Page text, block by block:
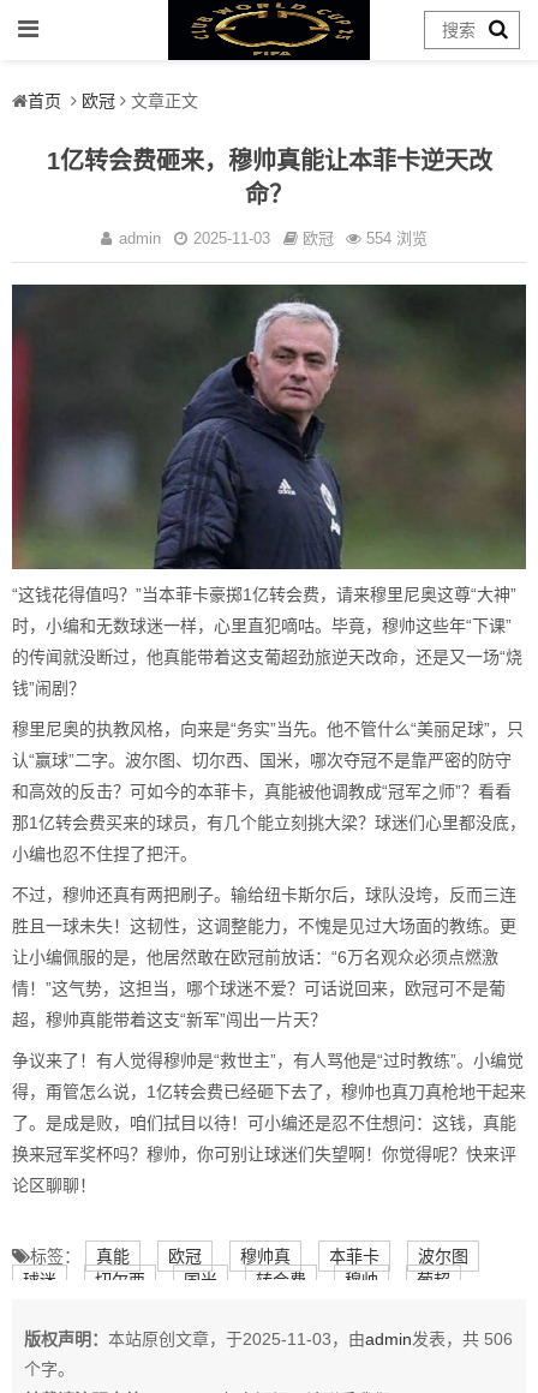
首页 欧冠 文章正文
1亿转会费砸来，穆帅真能让本菲卡逆天改
命？
admin 2025-11-03 欧冠 554 浏览
“这钱花得值吗？”当本菲卡豪掷1亿转会费，请来穆里尼奥这尊“大神”
时，小编和无数球迷一样，心里直犯嘀咕。毕竟，穆帅这些年“下课”
的传闻就没断过，他真能带着这支葡超劲旅逆天改命，还是又一场“烧
钱”闹剧？
穆里尼奥的执教风格，向来是“务实”当先。他不管什么“美丽足球”，只
认“赢球”二字。波尔图、切尔西、国米，哪次夺冠不是靠严密的防守
和高效的反击？可如今的本菲卡，真能被他调教成“冠军之师”？看看
那1亿转会费买来的球员，有几个能立刻挑大梁？球迷们心里都没底，
小编也忍不住捏了把汗。
不过，穆帅还真有两把刷子。输给纽卡斯尔后，球队没垮，反而三连
胜且一球未失！这韧性，这调整能力，不愧是见过大场面的教练。更
让小编佩服的是，他居然敢在欧冠前放话：“6万名观众必须点燃激
情！”这气势，这担当，哪个球迷不爱？可话说回来，欧冠可不是葡
超，穆帅真能带着这支“新军”闯出一片天？
争议来了！有人觉得穆帅是“救世主”，有人骂他是“过时教练”。小编觉
得，甭管怎么说，1亿转会费已经砸下去了，穆帅也真刀真枪地干起来
了。是成是败，咱们拭目以待！可小编还是忍不住想问：这钱，真能
换来冠军奖杯吗？穆帅，你可别让球迷们失望啊！你觉得呢？快来评
论区聊聊！
标签： 真能 欧冠 穆帅真 本菲卡
波尔图
球迷
切尔西 国米 转会费 穆帅
葡超
版权声明： 本站原创文章，于2025-11-03，由admin发表，共 506
个字。